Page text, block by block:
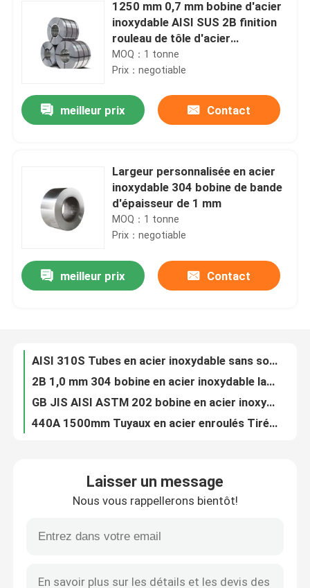
À la maison
Produits
À propos de nous
Contrôle de la qualité
Demandez un devis
bobine d'acier inoxydable
Profil d'acier inoxydable
1250 mm 0,7 mm bobine d'acier
inoxydable AISI SUS 2B finition
rouleau de tôle d'acier
inoxydable
MOQ：1 tonne
Prix：negotiable
meilleur prix Contact
Largeur personnalisée en acier
inoxydable 304 bobine de bande
d'épaisseur de 1 mm
MOQ：1 tonne
Prix：negotiable
meilleur prix Contact
AISI 310S Tubes en acier inoxydable sans soudure
2B 1,0 mm 304 bobine en acier inoxydable laminée à froid pour matériaux médicaux
GB JIS AISI ASTM 202 bobine en acier inoxydable 0,7 mm laminée à froid
440A 1500mm Tuyaux en acier enroulés Tirés à froid 40mm 0,3-120mm
Laisser un message
Nous vous rappellerons bientôt!